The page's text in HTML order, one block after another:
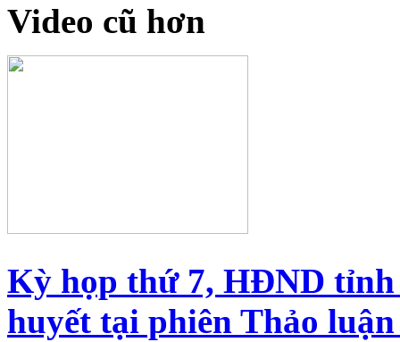
Video cũ hơn
Kỳ họp thứ 7, HĐND
huyết tại phiên Thảo